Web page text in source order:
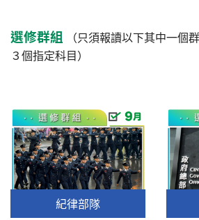
選修群組
（只須報讀以下其中一個
３個指定科目）
紀律部隊